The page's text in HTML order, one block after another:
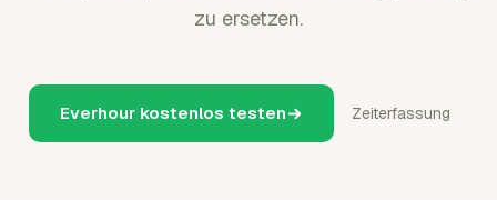
zu ersetzen.
Everhour kostenlos testen Zeiterfassung